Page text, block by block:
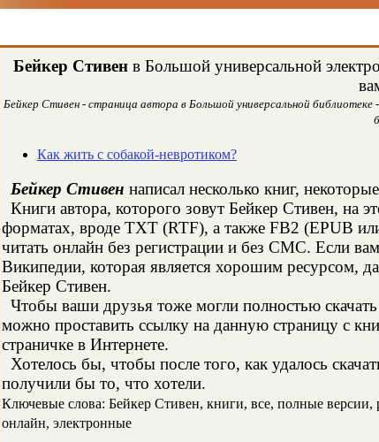
Бейкер Стивенв Большой универсальной
Бейкер Стивен - страница автора в Большой универсальной библиотеке
Как жить с собакой-невротиком?
Бейкер Стивен написал несколько книг,
Книги автора, которого зовут Бейкер Стивен, на
форматах, вроде TXT (RTF), а также FB2 (EPUB
читать онлайн без регистрации и без СМС. Если
Википедии, которая является хорошим
Бейкер Стивен.
Чтобы ваши друзья тоже могли полностью
можно проставить ссылку на данную страницу с
страничке в Интернете.
Хотелось бы, чтобы после того, как удалось
получили бы то, что хотели.
Ключевые слова: Бейкер Стивен, книги, все, полные версии,
онлайн, электронные